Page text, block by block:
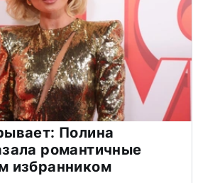
Полина
романтичные
избранником